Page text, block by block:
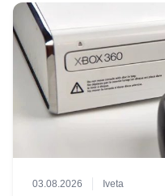
03.08.2026 Iveta